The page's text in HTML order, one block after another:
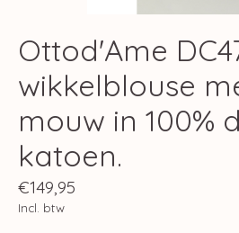
Ottod'Ame
wikkelblouse
mouw in 100%
katoen.
€149,95
Incl. btw